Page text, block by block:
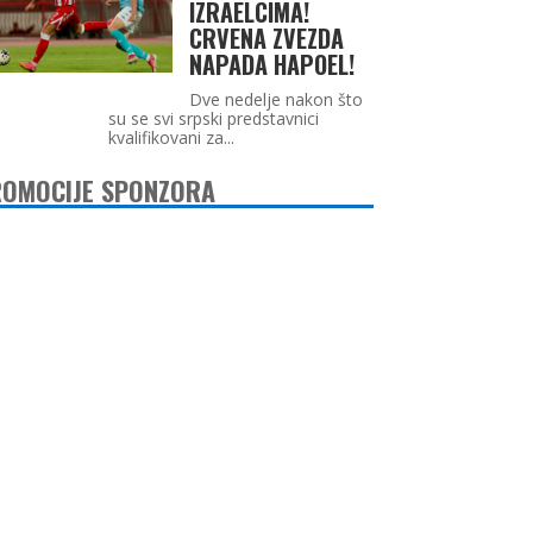
IZRAELCIMA!
CRVENA ZVEZDA
NAPADA HAPOEL!
Dve nedelje nakon što
su se svi srpski predstavnici
kvalifikovani za...
SPONZORA